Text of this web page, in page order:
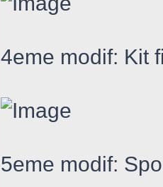
4eme modif: Kit
5eme modif: